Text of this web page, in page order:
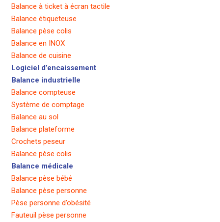
Balance à ticket à écran tactile
Balance étiqueteuse
Balance pèse colis
Balance en INOX
Balance de cuisine
Logiciel d’encaissement
Balance industrielle
Balance compteuse
Système de comptage
Balance au sol
Balance plateforme
Crochets peseur
Balance pèse colis
Balance médicale
Balance pèse bébé
Balance pèse personne
Pèse personne d’obésité
Fauteuil pèse personne